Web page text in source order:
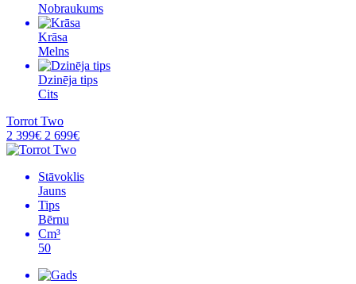
Nobraukums
Krāsa
Melns
Dzinēja tips
Cits
Torrot Two
2 399€ 2 699€
Stāvoklis
Jauns
Tips
Bērnu
Cm³
50